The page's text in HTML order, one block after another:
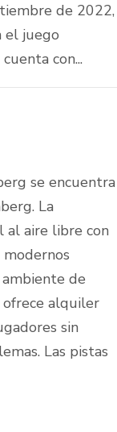
de 2022,
el juego
con...
se encuentra
La
al aire libre con
modernos
de
ofrece alquiler
sin
Las pistas